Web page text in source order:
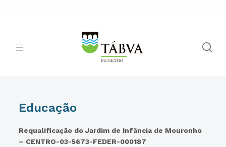
Educação
Requalificação do Jardim de Infância de Mouronho
– CENTRO-03-5673-FEDER-000187